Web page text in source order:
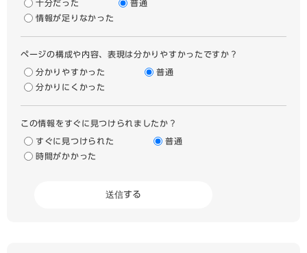
十分だった
普通
情報が足りなかった
ページの構成や内容、表現は分かりやすかったですか？
分かりやすかった
普通
分かりにくかった
この情報をすぐに見つけられましたか？
すぐに見つけられた
普通
時間がかかった